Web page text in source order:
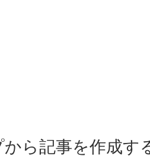
ら記事を作成す